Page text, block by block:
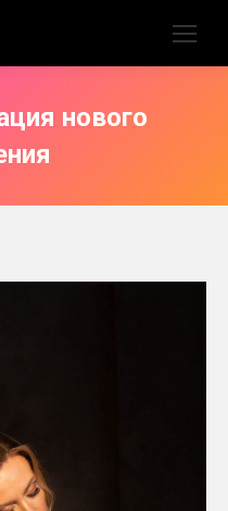
нового